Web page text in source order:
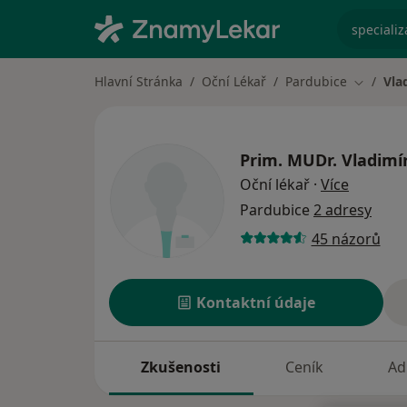
Hlavní Stránka Oční Lékař Pardubice Změna
Prim. MUDr.
Oční lékař · Více
Pardubice 2 adresy
45 názorů
Kontaktní údaje
Zkušenosti Ceník